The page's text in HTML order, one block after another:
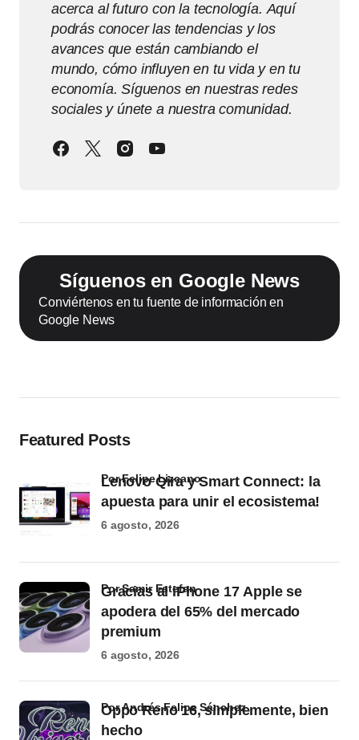
acerca al futuro con la tecnología. Aquí
podrás conocer las tendencias y los
avances que están cambiando el
mundo, cómo influyen en tu vida y en tu
economía. Síguenos en nuestras redes
sociales y únete a nuestra comunidad.
Síguenos en Google News
Conviértenos en tu fuente de información en
Google News
Featured Posts
Lenovo Qira y Smart Connect: la
apuesta para unir el ecosistema!
por Felipe Lizcano
6 agosto, 2026
Gracias al iPhone 17 Apple se
apodera del 65% del mercado
premium
por Samir Estefan
6 agosto, 2026
Oppo Reno 16, simplemente, bien
hecho
por Andrés Felipe Sánchez